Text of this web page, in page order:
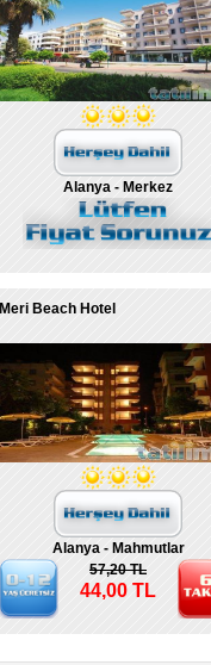
Alanya - Merkez
Meri Beach Hotel
Alanya - Mahmutlar
57,20 TL
44,00 TL